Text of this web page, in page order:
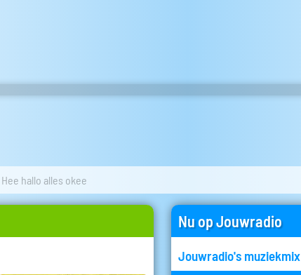
Hee hallo alles okee
Nu op Jouwradio
Jouwradio's muziekmix